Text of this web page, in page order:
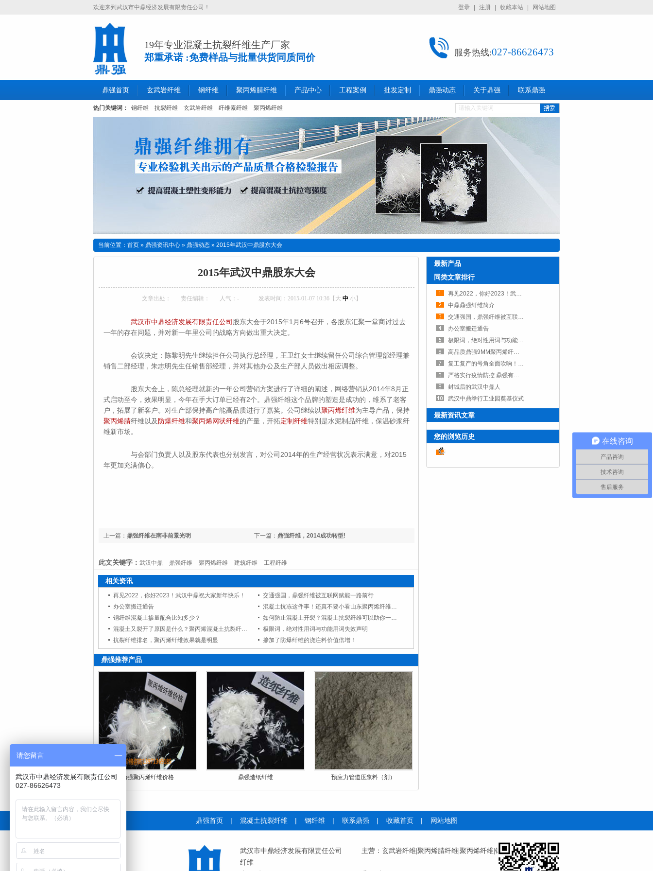
登录 注册 收藏本站 网站地图
欢迎来到武汉市中鼎经济发展有限责任公司！
19年专业混凝土抗裂纤维生产厂家
郑重承诺 :免费样品与批量供货同质同价
服务热线:027-86626473
鼎强首页 玄武岩纤维 钢纤维 聚丙烯腈纤维 产品中心 工程案例 批发定制 鼎强动态 关于鼎强 联系鼎强
热门关键词： 钢纤维 抗裂纤维 玄武岩纤维 纤维素纤维 聚丙烯纤维
当前位置： 首页 » 鼎强资讯中心 » 鼎强动态 » 2015年武汉中鼎股东大会
2015年武汉中鼎股东大会
文章出处： 责任编辑： 人气： - 发表时间：2015-01-07 10:36【 大 中 小】
武汉市中鼎经济发展有限责任公司 股东大会于2015年1月6号召开，各股东汇聚一堂商讨过去
一年的存在问题，并对新一年里公司的战略方向做出重大决定。
会议决定：陈黎明先生继续担任公司执行总经理，王卫红女士继续留任公司综合管理部经理兼
销售二部经理，朱志明先生任销售部经理，并对其他办公及生产部人员做出相应调整。
股东大会上，陈总经理就新的一年公司营销方案进行了详细的阐述，网络营销从2014年8月正
式启动至今，效果明显，今年在手大订单已经有2个。鼎强纤维这个品牌的塑造是成功的，维系了老客
户，拓展了新客户。对生产部保持高产能高品质进行了嘉奖。公司继续以聚丙烯纤维为主导产品，保持
聚丙烯腈纤维以及防爆纤维和聚丙烯网状纤维的产量，开拓定制纤维特别是水泥制品纤维，保温砂浆纤
维新市场。
与会部门负责人以及股东代表也分别发言，对公司2014年的生产经营状况表示满意，对2015
年更加充满信心。
下一篇： 鼎强纤维，2014成功转型!
上一篇： 鼎强纤维在南非前景光明
此文关键字： 武汉中鼎 鼎强纤维 聚丙烯纤维 建筑纤维 工程纤维
相关资讯
再见2022，你好2023！武汉中鼎祝大家新年快乐！
交通强国，鼎强纤维被互联网赋能一路前行
办公室搬迁通告
混凝土抗冻这件事！还真不要小看山东聚丙烯纤维的作用！
钢纤维混凝土掺量配合比知多少？
如何防止混凝土开裂？混凝土抗裂纤维可以助你一臂之力！
混凝土又裂开了原因是什么？聚丙烯混凝土抗裂纤维很重要噢！
极限词，绝对性用词与功能用词失效声明
抗裂纤维排名，聚丙烯纤维效果就是明显
掺加了防爆纤维的浇注料价值倍增！
鼎强推荐产品
鼎强聚丙烯纤维价格 鼎强造纸纤维 预应力管道压浆料（剂）
最新产品
同类文章排行
再见2022，你好2023！武汉中鼎祝大家新年快乐！
中鼎鼎强纤维简介
交通强国，鼎强纤维被互联网赋能一路前行
办公室搬迁通告
极限词，绝对性用词与功能用词失效声明
高品质鼎强9MM聚丙烯纤维助力武汉镀锌盖板企业走向全国市场
复工复产的号角全面吹响！超短聚丙烯腈纤维批量生产
严格实行疫情防控 鼎强有序复工复产
封城后的武汉中鼎人
武汉中鼎举行工业园奠基仪式
最新资讯文章
您的浏览历史
鼎强首页 | 混凝土抗裂纤维 | 钢纤维 | 联系鼎强 | 收藏首页 | 网站地图
武汉市中鼎经济发展有限责任公司 主营： 玄武岩纤维 聚丙烯腈纤维 聚丙烯纤维 钢
纤维
在线咨询
产品咨询
技术咨询
售后服务
请您留言
武汉市中鼎经济发展有限责任公司
027-86626473